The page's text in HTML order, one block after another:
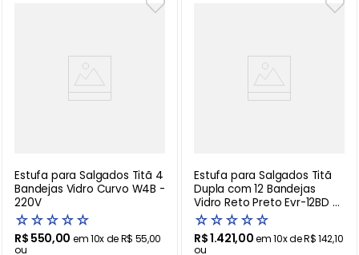
Estufa para Salgados Titã 4
Bandejas Vidro Curvo W4B -
220V
☆☆☆☆☆
R$ 550,00 em10x deR$ 55,00
ou
Estufa para Salgados Titã
Dupla com 12 Bandejas
Vidro Reto Preto Evr-12BD -
220V
☆☆☆☆☆
R$1.421,00em10x deR$142,10
ou